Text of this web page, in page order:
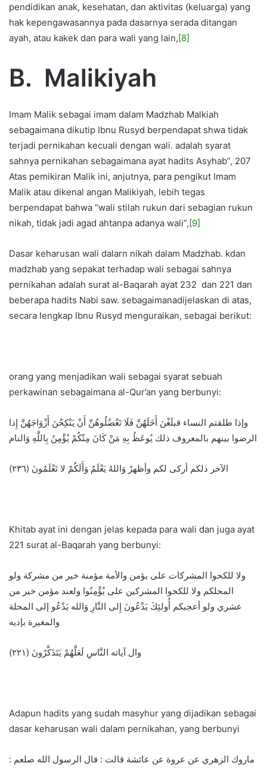
pendidikan anak, kesehatan, dan aktivitas (keluarga) yang
hak kepengawasannya pada dasarnya serada ditangan
ayah, atau kakek dan para wali yang lain,[8]
B. Malikiyah
Imam Malik sebagai imam dalam Madzhab Malkiah
sebagaimana dikutip Ibnu Rusyd berpendapat shwa tidak
terjadi pernikahan kecuali dengan wali. adalah syarat
sahnya pernikahan sebagaimana ayat hadits Asyhab”, 207
Atas pemikiran Malik ini, anjutnya, para pengikut Imam
Malik atau dikenal angan Malikiyah, lebih tegas
berpendapat bahwa “wali stilah rukun dari sebagian rukun
nikah, tidak jadi agad ahtanpa adanya wali”,[9]
Dasar keharusan wali dalarn nikah dalam Madzhab. kdan
madzhab yang sepakat terhadap wali sebagai sahnya
pernikahan adalah surat al-Baqarah ayat 232 dan 221 dan
beberapa hadits Nabi saw. sebagaimanadijelaskan di atas,
secara lengkap Ibnu Rusyd menguraikan, sebagai berikut:
orang yang menjadikan wali sebagai syarat sebuah
perkawinan sebagaimana al-Qur’an yang berbunyi:
وإذا طلقتم النساء قبلَغْنَ أَخَلَهُنَّ فَلَا تَعْضُلُوهُنَّ أَنْ يَنْكِحْنَ أَزْوَاجَهُنَّ إِذا
الرضوا بينهم بالمعروف ذلك يُوعَظُ بِهِ مَنْ كَانَ مِنْكُمْ يُؤْمِنُ بِاللَّهِ وَالنام
الآخر ذلكم أركى لكم وأظهرُ وَاللهُ يَعْلَمُ وَأَلَكُمْ لا تَعْلَمُونَ (٢٣٦)
Khitab ayat ini dengan jelas kepada para wali dan juga ayat
221 surat al-Baqarah yang berbunyi:
ولا للكحوا المشركات على يؤمن والأمة مؤمنة خير من مشركة ولو
المحلكم ولا للكحوا المشركين على يُؤْمِنُوا ولعند مؤمن خير من
عشري ولو أعجبكم أُولئِكَ يَدْعُونَ إِلى النَّارِ وَالله يَدْعُو إلى المحلة
والمغيرة بإديه
وال آياته النَّاسِ لَعَلَّهُمْ يَتَذَكَّرُونَ (۲۲۱)
Adapun hadits yang sudah masyhur yang dijadikan sebagai
dasar keharusan wali dalam pernikahan, yang berbunyi
ماروك الزهري عن عروة عن عائشة قالت : قال الرسول الله صلعم :